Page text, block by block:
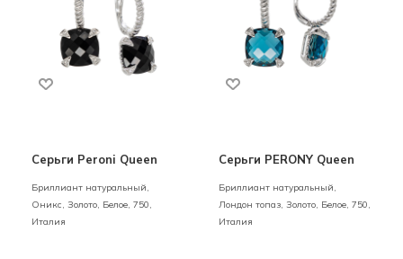
Серьги Peroni Queen
Бриллиант натуральный,
Оникс, Золото, Белое, 750,
Италия
Серьги PERONY Queen
Бриллиант натуральный,
Лондон топаз, Золото, Белое, 750,
Италия